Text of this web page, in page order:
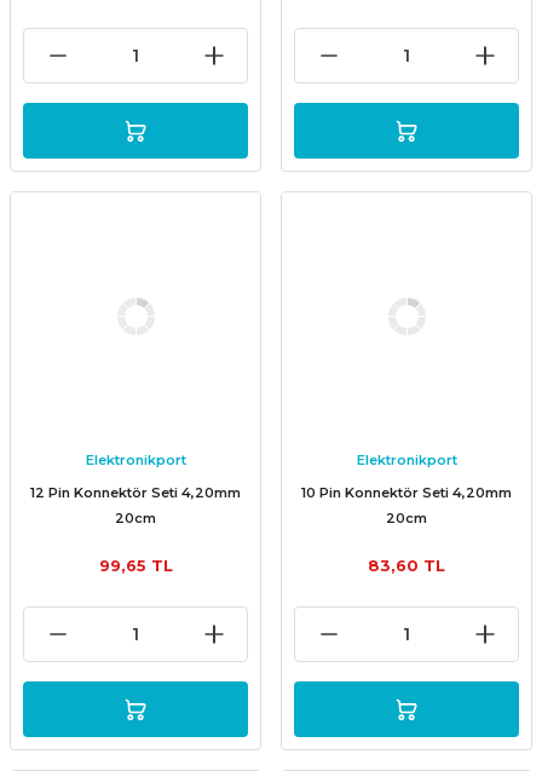
Elektronikport
12 Pin Konnektör Seti 4,20mm
20cm
99,65 TL
Elektronikport
10 Pin Konnektör Seti 4,20mm
20cm
83,60 TL